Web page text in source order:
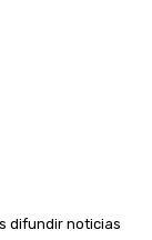
difundir noticias